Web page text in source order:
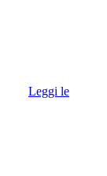
Leggi le